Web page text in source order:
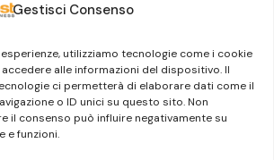
Gestisci Consenso
utilizziamo tecnologie come i cookie
alle informazioni del dispositivo. Il
ci permetterà di elaborare dati come il
o ID unici su questo sito. Non
il consenso può influire negativamente su
e funzioni.